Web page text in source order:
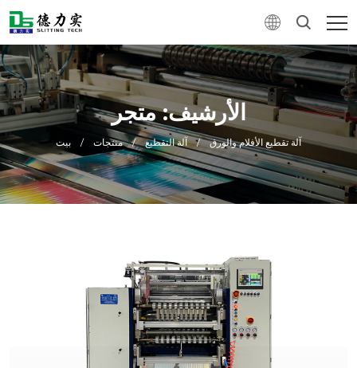
الأرشيف: متجر
بيت / منتجات / آلة التقطيع / آلة تقطيع الأفلام والورق